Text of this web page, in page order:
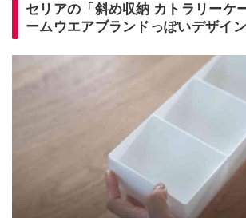
セリアの「斜め収納 カトラリーケ
ームウエアブランドっぽいデザイ